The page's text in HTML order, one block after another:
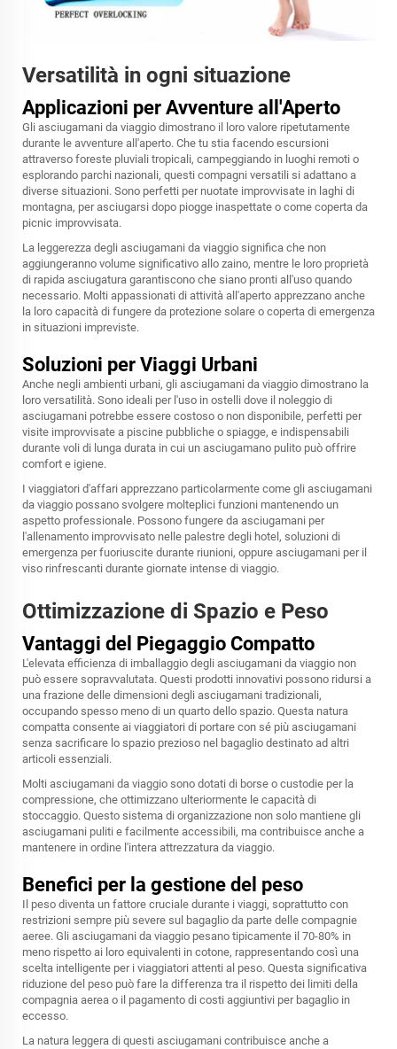
Versatilità in ogni situazione
Applicazioni per Avventure all'Aperto
Gli asciugamani da viaggio dimostrano il loro valore ripetutamente
durante le avventure all'aperto. Che tu stia facendo escursioni
attraverso foreste pluviali tropicali, campeggiando in luoghi remoti o
esplorando parchi nazionali, questi compagni versatili si adattano a
diverse situazioni. Sono perfetti per nuotate improvvisate in laghi di
montagna, per asciugarsi dopo piogge inaspettate o come coperta da
picnic improvvisata.
La leggerezza degli asciugamani da viaggio significa che non
aggiungeranno volume significativo allo zaino, mentre le loro proprietà
di rapida asciugatura garantiscono che siano pronti all'uso quando
necessario. Molti appassionati di attività all'aperto apprezzano anche
la loro capacità di fungere da protezione solare o coperta di emergenza
in situazioni impreviste.
Soluzioni per Viaggi Urbani
Anche negli ambienti urbani, gli asciugamani da viaggio dimostrano la
loro versatilità. Sono ideali per l'uso in ostelli dove il noleggio di
asciugamani potrebbe essere costoso o non disponibile, perfetti per
visite improvvisate a piscine pubbliche o spiagge, e indispensabili
durante voli di lunga durata in cui un asciugamano pulito può offrire
comfort e igiene.
I viaggiatori d'affari apprezzano particolarmente come gli asciugamani
da viaggio possano svolgere molteplici funzioni mantenendo un
aspetto professionale. Possono fungere da asciugamani per
l'allenamento improvvisato nelle palestre degli hotel, soluzioni di
emergenza per fuoriuscite durante riunioni, oppure asciugamani per il
viso rinfrescanti durante giornate intense di viaggio.
Ottimizzazione di Spazio e Peso
Vantaggi del Piegaggio Compatto
L'elevata efficienza di imballaggio degli asciugamani da viaggio non
può essere sopravvalutata. Questi prodotti innovativi possono ridursi a
una frazione delle dimensioni degli asciugamani tradizionali,
occupando spesso meno di un quarto dello spazio. Questa natura
compatta consente ai viaggiatori di portare con sé più asciugamani
senza sacrificare lo spazio prezioso nel bagaglio destinato ad altri
articoli essenziali.
Molti asciugamani da viaggio sono dotati di borse o custodie per la
compressione, che ottimizzano ulteriormente le capacità di
stoccaggio. Questo sistema di organizzazione non solo mantiene gli
asciugamani puliti e facilmente accessibili, ma contribuisce anche a
mantenere in ordine l'intera attrezzatura da viaggio.
Benefici per la gestione del peso
Il peso diventa un fattore cruciale durante i viaggi, soprattutto con
restrizioni sempre più severe sul bagaglio da parte delle compagnie
aeree. Gli asciugamani da viaggio pesano tipicamente il 70-80% in
meno rispetto ai loro equivalenti in cotone, rappresentando così una
scelta intelligente per i viaggiatori attenti al peso. Questa significativa
riduzione del peso può fare la differenza tra il rispetto dei limiti della
compagnia aerea o il pagamento di costi aggiuntivi per bagaglio in
eccesso.
La natura leggera di questi asciugamani contribuisce anche a